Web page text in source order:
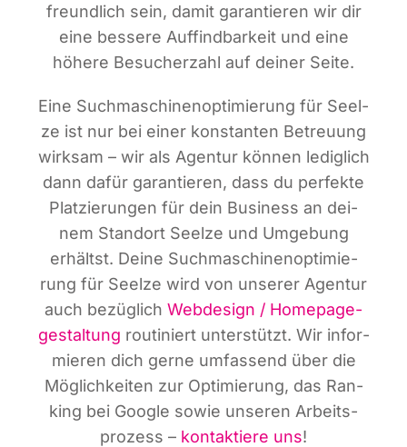
freund­lich sein, damit garan­tie­ren wir dir
eine bes­se­re Auf­find­bar­keit und eine
höhe­re Besu­cher­zahl auf dei­ner Seite.
Eine Such­ma­schi­nen­op­ti­mie­rung für Seel­
ze ist nur bei einer kon­stan­ten Betreu­ung
wirk­sam – wir als Agen­tur kön­nen ledig­lich
dann dafür garan­tie­ren, dass du per­fek­te
Plat­zie­run­gen für dein Busi­ness an dei­
nem Stand­ort Seel­ze und Umge­bung
erhältst. Dei­ne Such­ma­schi­nen­op­ti­mie­
rung für Seel­ze wird von unse­rer Agen­tur
auch bezüg­lich Web­de­sign / Home­page­
ge­stal­tung rou­ti­niert unter­stützt. Wir infor­
mie­ren dich ger­ne umfas­send über die
Mög­lich­kei­ten zur Opti­mie­rung, das Ran­
king bei Goog­le sowie unse­ren Arbeits­
pro­zess – kon­tak­tie­re uns!